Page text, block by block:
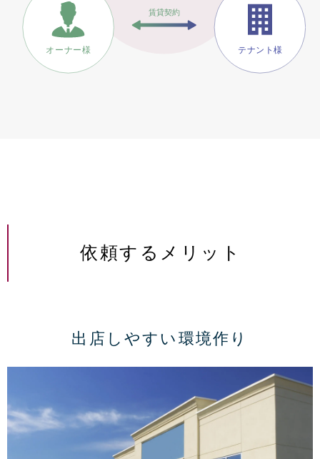
依頼するメリット
出店しやすい環境作り